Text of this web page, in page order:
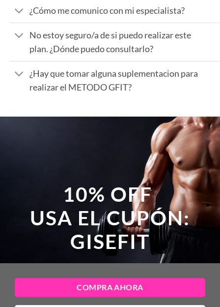
¿Cómo me comunico con mi especialista?
No estoy seguro/a de si puedo realizar este
plan. ¿Dónde puedo consultarlo?
¿Hay que tomar alguna suplementacion para
realizar el METODO GFIT?
10% OFF
USA EL CUPÓN:
GISEFIT
COMPRA AHORA